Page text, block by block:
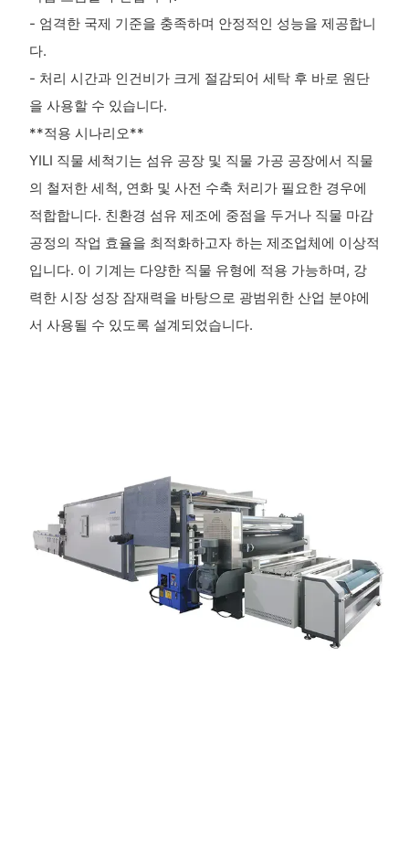
- 엄격한 국제 기준을 충족하며 안정적인 성능을 제공합니
다.
- 처리 시간과 인건비가 크게 절감되어 세탁 후 바로 원단
을 사용할 수 있습니다.
**적용 시나리오**
YILI 직물 세척기는 섬유 공장 및 직물 가공 공장에서 직물
의 철저한 세척, 연화 및 사전 수축 ​​처리가 필요한 경우에
적합합니다. 친환경 섬유 제조에 중점을 두거나 직물 마감
공정의 작업 효율을 최적화하고자 하는 제조업체에 이상적
입니다. 이 기계는 다양한 직물 유형에 적용 가능하며, 강
력한 시장 성장 잠재력을 바탕으로 광범위한 산업 분야에
서 사용될 수 있도록 설계되었습니다.